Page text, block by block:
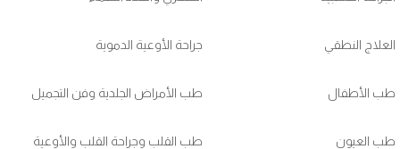
العلاج النطقي جراحة الأوعية الدموية
طب الأطفال طب الأمراض الجلدية وفن التجميل
طب العيون طب القلب وجراحة القلب والأوعية